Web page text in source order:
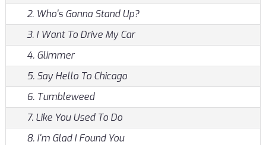
2. Who's Gonna Stand Up?
3. I Want To Drive My Car
4. Glimmer
5. Say Hello To Chicago
6. Tumbleweed
7. Like You Used To Do
8. I'm Glad I Found You